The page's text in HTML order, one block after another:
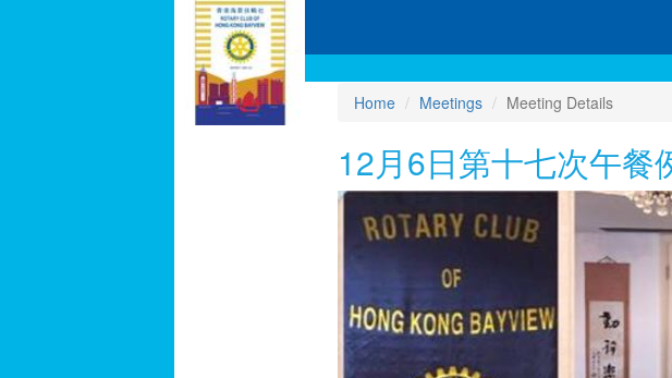
Home Meetings Meeting Details
12月6日第十七次午餐